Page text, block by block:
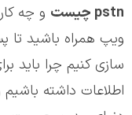
pstn چیست و چه
ویپ همراه باشید تا
سازی کنیم چرا باید
اطلاعات داشته باشیم